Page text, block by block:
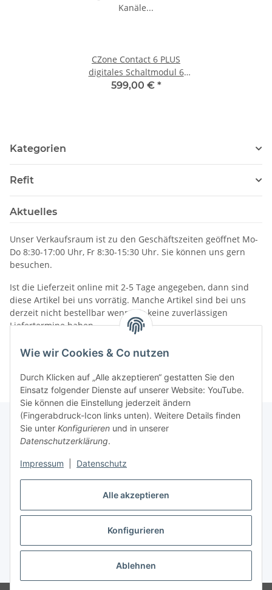
Alle akzeptieren
Konfigurieren
Ablehnen
Wie wir Cookies & Co nutzen
Durch Klicken auf „Alle akzeptieren“ gestatten Sie den
Einsatz folgender Dienste auf unserer Website: YouTube.
Sie können die Einstellung jederzeit ändern
(Fingerabdruck-Icon links unten). Weitere Details finden
Sie unter Konfigurieren und in unserer
Datenschutzerklärung.
Impressum Datenschutz
CZone Contact 6 PLUS
digitales Schaltmodul 6
Kanäle 80-911-0160-00
599,00 € *
Kategorien
Refit
Aktuelles
Unser Verkaufsraum ist zu den Geschäftszeiten geöffnet Mo-
Do 8:30-17:00 Uhr, Fr 8:30-15:30 Uhr. Sie können uns gern
besuchen.
Ist die Lieferzeit online mit 2-5 Tage angegeben, dann sind
diese Artikel bei uns vorrätig. Manche Artikel sind bei uns
derzeit nicht bestellbar wenn wir keine zuverlässigen
Liefertermine haben.
Informationen
Gesetzliche Informationen
Vertrag widerrufen
* Alle Preise inkl. gesetzlicher USt., zzgl.Versand